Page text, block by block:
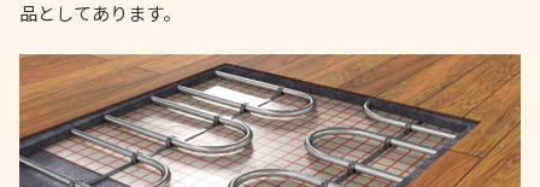
品としてあります。